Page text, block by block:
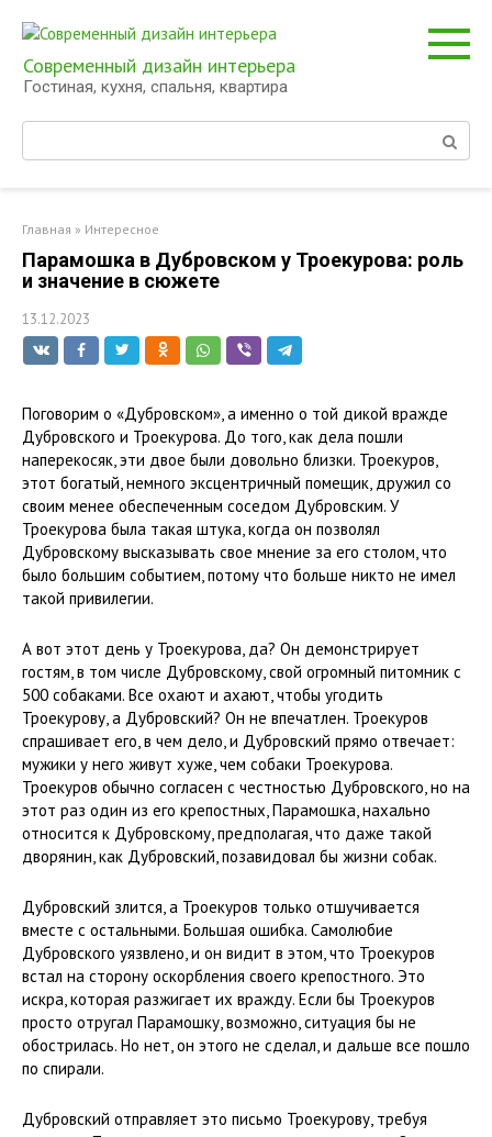
контенту
Современный дизайн интерьера
Гостиная, кухня, спальня, квартира
Поиск:
Главная » Интересное
Парамошка в Дубровском у Троекурова: роль
и значение в сюжете
13.12.2023
Поговорим о «Дубровском», а именно о той дикой вражде
Дубровского и Троекурова. До того, как дела пошли
наперекосяк, эти двое были довольно близки. Троекуров,
этот богатый, немного эксцентричный помещик, дружил со
своим менее обеспеченным соседом Дубровским. У
Троекурова была такая штука, когда он позволял
Дубровскому высказывать свое мнение за его столом, что
было большим событием, потому что больше никто не имел
такой привилегии.
А вот этот день у Троекурова, да? Он демонстрирует
гостям, в том числе Дубровскому, свой огромный питомник с
500 собаками. Все охают и ахают, чтобы угодить
Троекурову, а Дубровский? Он не впечатлен. Троекуров
спрашивает его, в чем дело, и Дубровский прямо отвечает:
мужики у него живут хуже, чем собаки Троекурова.
Троекуров обычно согласен с честностью Дубровского, но на
этот раз один из его крепостных, Парамошка, нахально
относится к Дубровскому, предполагая, что даже такой
дворянин, как Дубровский, позавидовал бы жизни собак.
Дубровский злится, а Троекуров только отшучивается
вместе с остальными. Большая ошибка. Самолюбие
Дубровского уязвлено, и он видит в этом, что Троекуров
встал на сторону оскорбления своего крепостного. Это
искра, которая разжигает их вражду. Если бы Троекуров
просто отругал Парамошку, возможно, ситуация бы не
обострилась. Но нет, он этого не сделал, и дальше все пошло
по спирали.
Дубровский отправляет это письмо Троекурову, требуя